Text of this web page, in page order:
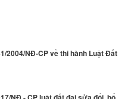
2004/NĐ-CP về thi hành Luật Đất